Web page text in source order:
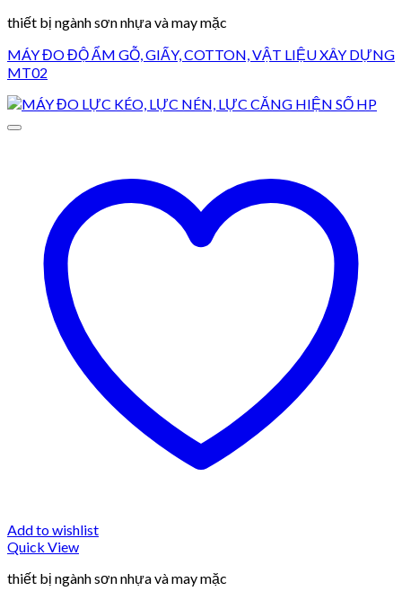
thiết bị ngành sơn nhựa và may mặc
MÁY ĐO ĐỘ ẨM GỖ, GIẤY, COTTON, VẬT LIỆU XÂY DỰNG
MT02
Add to wishlist
Quick View
thiết bị ngành sơn nhựa và may mặc